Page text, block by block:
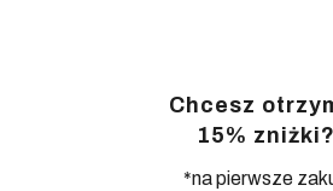
Chcesz
15%
*na pierwsze